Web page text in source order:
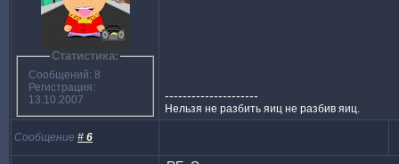
Статистика:
Сообщений: 8
Регистрация:
13.10.2007
---------------------
Нельзя не разбить яиц не разбив яиц.
Сообщение # 6